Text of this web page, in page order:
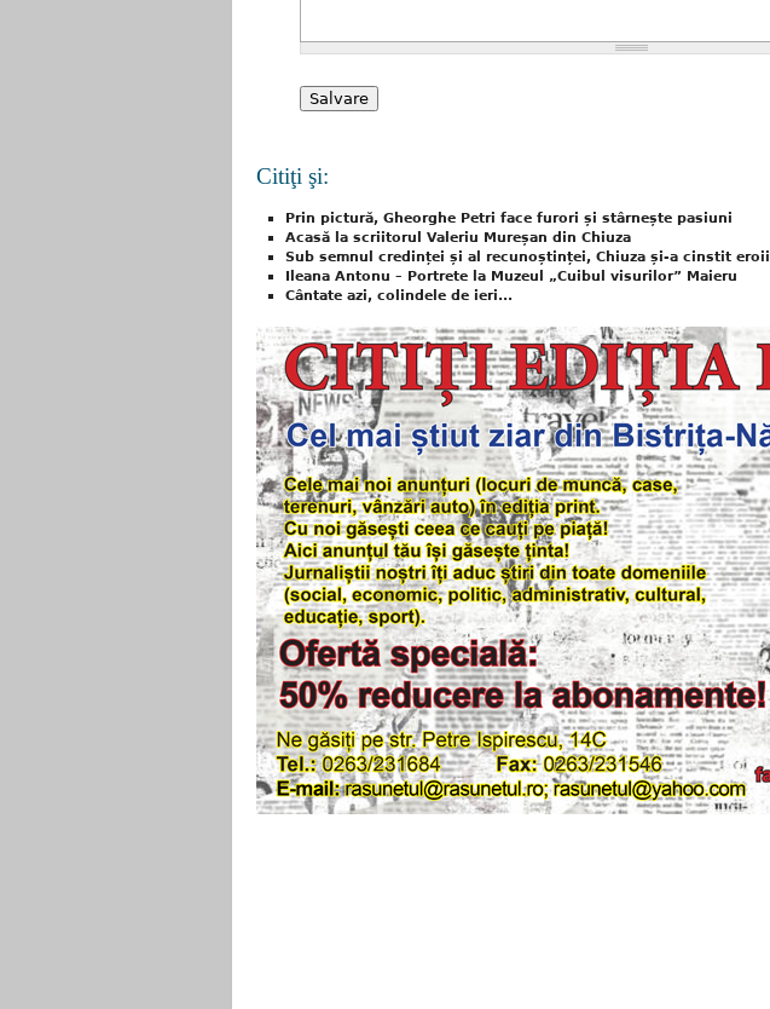
Citiţi şi:
Prin pictură, Gheorghe Petri face furori și stârnește pasiuni
Acasă la scriitorul Valeriu Mureșan din Chiuza
Sub semnul credinței și al recunoștinței, Chiuza și-a cinstit eroii
Ileana Antonu – Portrete la Muzeul „Cuibul visurilor” Maieru
Cântate azi, colindele de ieri...